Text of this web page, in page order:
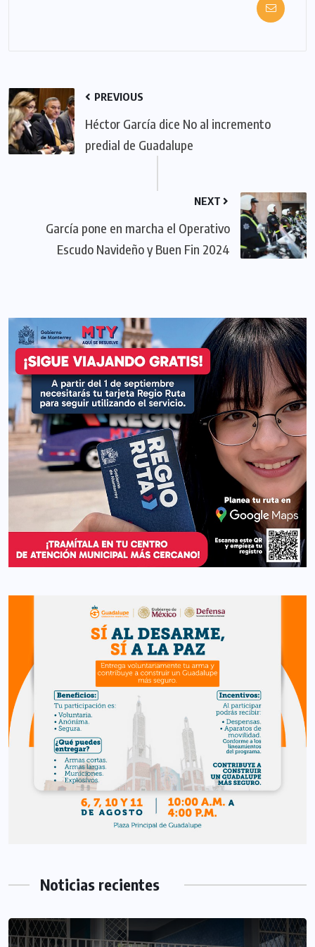
PREVIOUS
Héctor García dice No al incremento
predial de Guadalupe
NEXT
García pone en marcha el Operativo
Escudo Navideño y Buen Fin 2024
Noticias recientes